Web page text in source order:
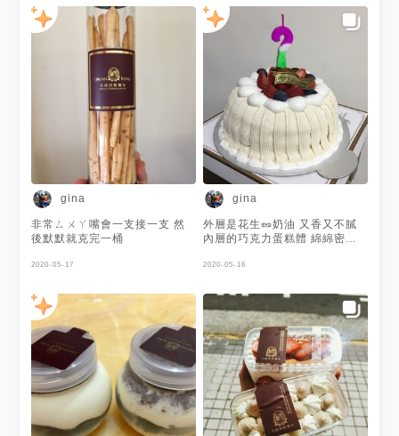
的奶酪‼️完全擄獲芋頭控的心呀
💗最加分的是芋泥甜度剛好不會
太甜，綿密紮實的口感加上小芋
頭塊，吃完整個好滿足😳 - ⚠️店
內其他東西也都好吃❤️ - 🏡台北
市士林區天母東路36-4號（還
有其他店哦） 🕐營業時間：
07:20～21:30 ☎️02-
28323699 ⚠️無公休 - 🖇Fb粉
絲團：我就是小吃貨～ 📌
Ig:__evelyn.jt -
#taiwanesefood #taiwanfood
#芝山站美食 #台北美食 #台北
甜點 #台北甜點推薦 #芋頭控 #
芋泥 #芋泥奶酪 #甜點控 #奶酪
gina
非常ㄙㄨㄚ嘴會一支接一支 然
後默默就克完一桶
2020-05-17
gina
外層是花生🥜奶油 又香又不膩
內層的巧克力蛋糕體 綿綿密密
🥜 就像電腦選的 綿密
2020-05-16